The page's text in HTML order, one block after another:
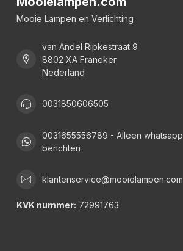
Mooie Lampen en Verlichting
van Andel Ripkestraat 9
8802 XA Franeker
Nederland
0031850606505
0031655556789 - Alleen whatsapp
berichten
klantenservice@mooielampen.com
KVK nummer: 72991763